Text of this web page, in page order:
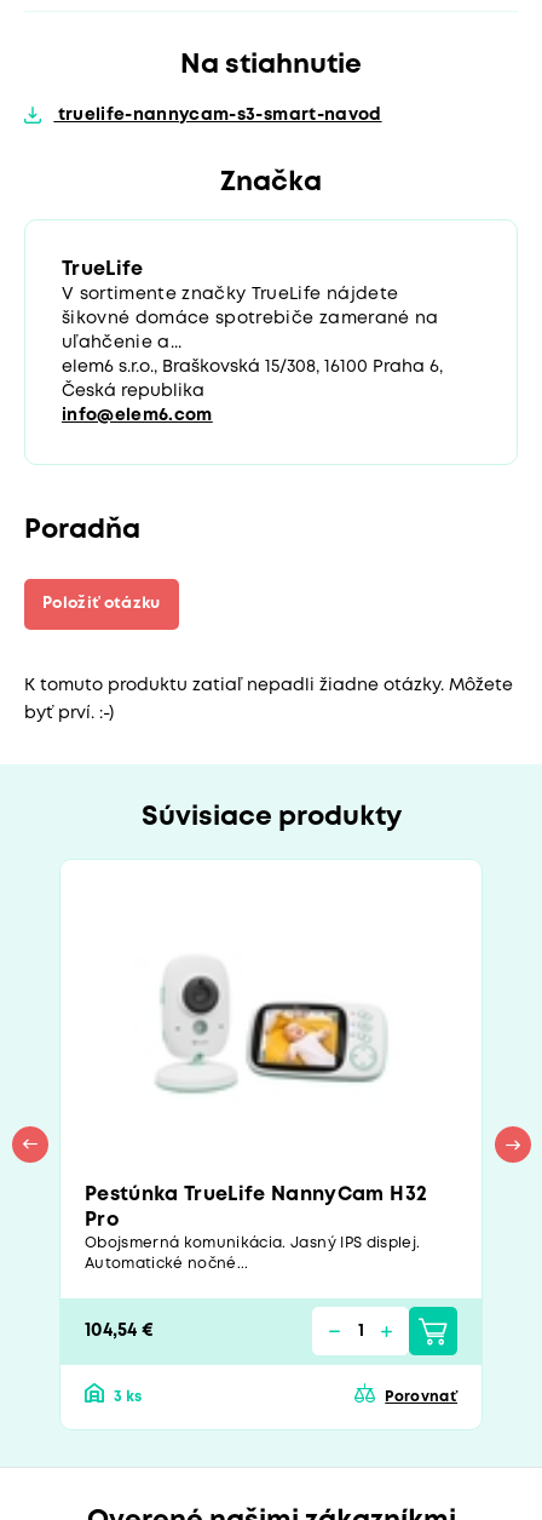
Na stiahnutie
truelife-nannycam-s3-smart-navod
Značka
TrueLife
V sortimente značky TrueLife nájdete
šikovné domáce spotrebiče zamerané na
uľahčenie a...
elem6 s.r.o., Braškovská 15/308, 16100 Praha 6,
Česká republika
info@elem6.com
Poradňa
Položiť otázku
K tomuto produktu zatiaľ nepadli žiadne otázky. Môžete
byť prví. :-)
Súvisiace produkty
Pestúnka TrueLife NannyCam H32
Pro
Obojsmerná komunikácia. Jasný IPS displej.
Automatické nočné...
104,54 €
3 ks Porovnať